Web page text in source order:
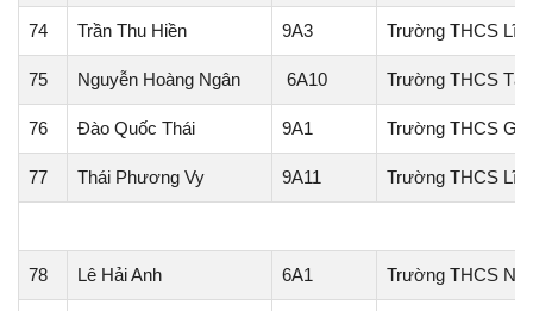
74 Trần Thu Hiền 9A3 Trường THCS
75 Nguyễn Hoàng Ngân 6A10 Trường THCS
76 Đào Quốc Thái 9A1 Trường THCS
77 Thái Phương Vy 9A11 Trường THCS
78 Lê Hải Anh 6A1 Trường THCS